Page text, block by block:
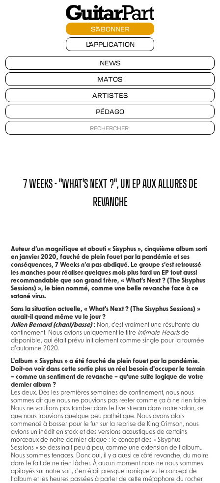
S'ABONNER
L'APPLICATION
NEWS
MATOS
ARTISTES
PÉDAGO
7 WEEKS - "WHAT'S NEXT ?", UN EP AUX ALLURES DE
REVANCHE
Auteur d’un magnifique et abouti « Sisyphus », cinquième album sorti
en janvier 2020, fauché de plein fouet par la pandémie et ses
conséquences, 7 Weeks n’a pas abdiqué. Le groupe s’est retroussé
les manches pour réaliser quelques mois plus tard un EP tout aussi
recommandable que son grand frère, « What’s Next ? (The Sisyphus
Sessions) », le bien nommé, comme une belle revanche face à ce
satané virus.
Sans la situation actuelle, « What's Next ? (The Sisyphus Sessions) »
aurait-il quand même vu le jour ?
Julien Bernard (chant/basse): Non, c’est vraiment une résultante du
confinement. Nous avions uniquement le titre Intimate Heartsde
disponible, qui était prévu initialement comme single pour la tournée
d’automne 2020.
L'album « Sisyphus » a été fauché de plein fouet par la pandémie.
Doit-on voir dans cette sortie plus un réel besoin d'occuper le terrain
– comme un sentiment de revanche – qu'une suite logique de votre
dernier album ?
Les deux. Dès les premières semaines de confinement, nous nous
sommes dit que nous ne pouvions pas rester comme ça à ne rien faire.
Nous ne voulions pas tomber dans le live stream dans notre salon, ce
que nous trouvions quelque peu pathétique. Nous avons alors
commencé à bosser pour le fun sur la reprise de King Crimson, nous
avions un inédit en stock et des versions acoustiques de certains
morceaux de notre dernier disque : le concept des « Sisyphus
Sessions » se dessinait peu à peu, comme une extension de l’album…
Nous sommes tenaces. Donc oui, il y a aussi ce côté revanche, du moins
dans le fait de ne rien lâcher. À aucun moment nous ne nous sommes
apitoyés sur notre sort, c’en était presque ironique vu le concept de
l’album et les heures passées à parler de cette métaphore du rocher